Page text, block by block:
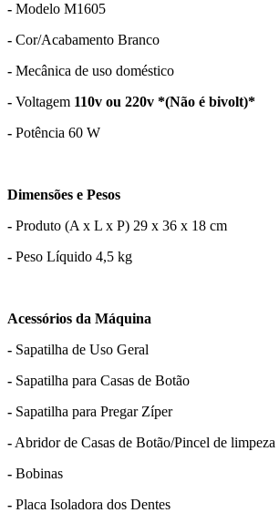
- Modelo M1605
- Cor/Acabamento Branco
- Mecânica de uso doméstico
- Voltagem 110v ou 220v *(Não é bivolt)*
- Potência 60 W
Dimensões e Pesos
- Produto (A x L x P) 29 x 36 x 18 cm
- Peso Líquido 4,5 kg
Acessórios da Máquina
- Sapatilha de Uso Geral
- Sapatilha para Casas de Botão
- Sapatilha para Pregar Zíper
- Abridor de Casas de Botão/Pincel de limpeza
- Bobinas
- Placa Isoladora dos Dentes